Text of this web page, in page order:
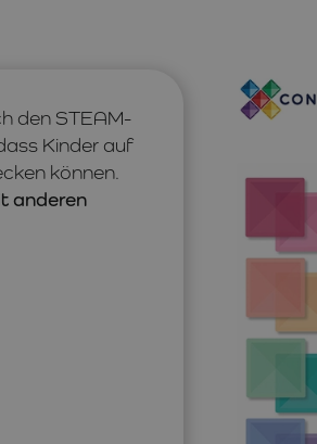
den STEAM-
Kinder auf
können.
anderen